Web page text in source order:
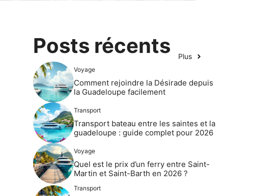
Posts récents Plus
Voyage
Comment rejoindre la Désirade depuis
la Guadeloupe facilement
Transport
Transport bateau entre les saintes et la
guadeloupe : guide complet pour 2026
Voyage
Quel est le prix d’un ferry entre Saint-
Martin et Saint-Barth en 2026 ?
Transport